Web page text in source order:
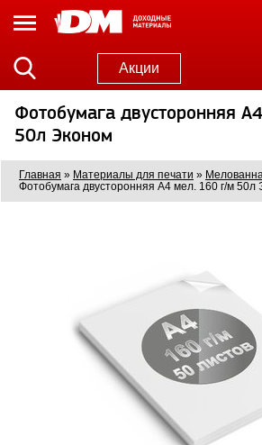
Акции
Фотобумага двусторонняя
50л Эконом
Главная » Материалы для печати »
Фотобумага двусторонняя А4 мел. 160 г/м 50л